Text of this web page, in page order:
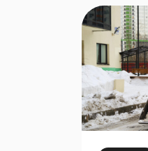
seguro
cobre